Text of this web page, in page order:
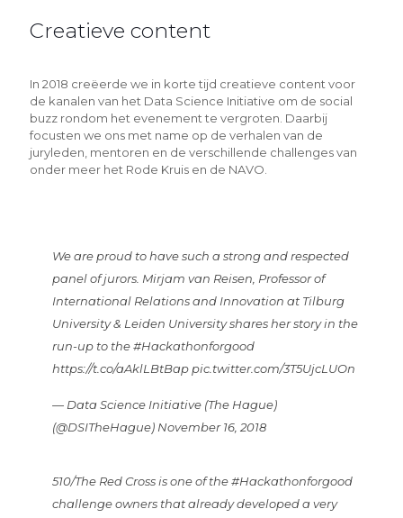
Creatieve content
In 2018 creëerde we in korte tijd creatieve content voor
de kanalen van het Data Science Initiative om de social
buzz rondom het evenement te vergroten. Daarbij
focusten we ons met name op de verhalen van de
juryleden, mentoren en de verschillende challenges van
onder meer het Rode Kruis en de NAVO.
We are proud to have such a strong and respected
panel of jurors. Mirjam van Reisen, Professor of
International Relations and Innovation at Tilburg
University & Leiden University shares her story in the
run-up to the#Hackathonforgood
https://t.co/aAklLBtBap pic.twitter.com/3T5UjcLUOn
— Data Science Initiative (The Hague)
(@DSITheHague) November 16, 2018
510/The Red Cross is one of the#Hackathonforgood
challenge owners that already developed a very